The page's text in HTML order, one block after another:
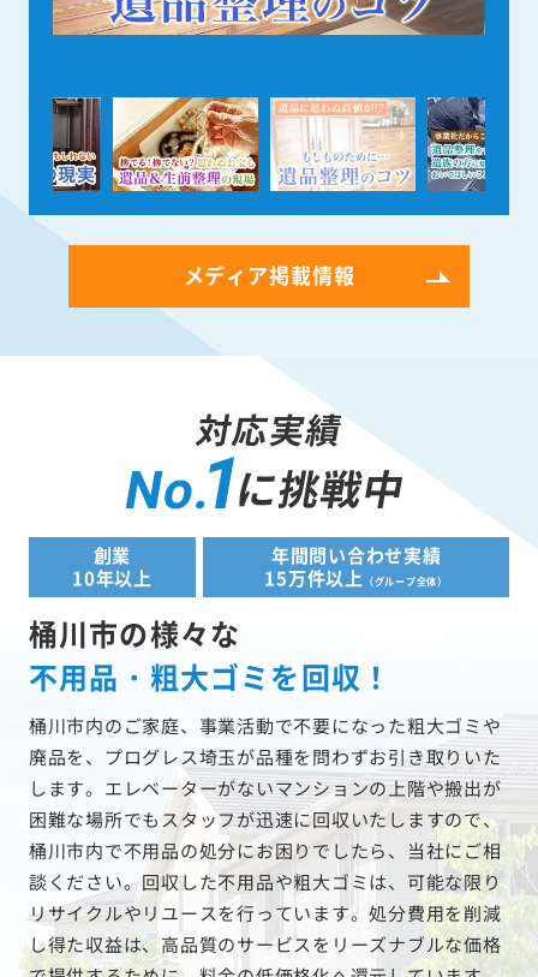
メディア掲載情報
対応実績
No.1に挑戦中
創業
10年以上
年間問い合わせ実績
15万件以上
（グループ全体）
桶川市の様々な
不用品・粗大ゴミを回収！
桶川市内のご家庭、事業活動で不要になった粗大ゴミや
廃品を、プログレス埼玉が品種を問わずお引き取りいた
します。エレベーターがないマンションの上階や搬出が
困難な場所でもスタッフが迅速に回収いたしますので、
桶川市内で不用品の処分にお困りでしたら、当社にご相
談ください。回収した不用品や粗大ゴミは、可能な限り
リサイクルやリユースを行っています。処分費用を削減
し得た収益は、高品質のサービスをリーズナブルな価格